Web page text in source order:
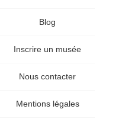
Blog
Inscrire un musée
Nous contacter
Mentions légales